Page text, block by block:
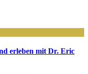
erleben mit Dr. Eric